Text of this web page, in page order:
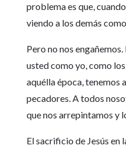
problema es que,
viendo a los demás
Pero no nos
usted como yo, como
aquélla época, tenemos
pecadores. A todos
que nos arrepintamos y
El sacrificio de Jesús en